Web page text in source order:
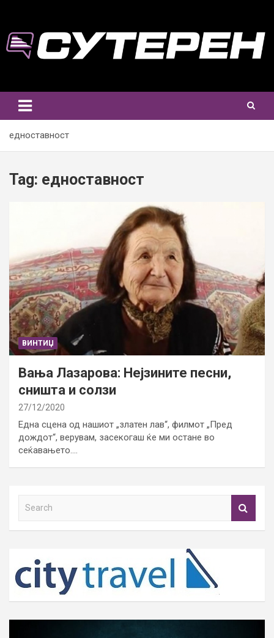
content
едноставност
Tag: едноставност
ВИНТИЏ
Вања Лазарова: Нејзините песни,
сништа и солзи
27/12/2020
Една сцена од нашиот „златен лав“, филмот „Пред
дождот“, верувам, засекогаш ќе ми остане во
сеќавањето.…
h